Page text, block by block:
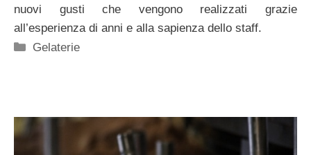
nuovi gusti che vengono realizzati grazie
all’esperienza di anni e alla sapienza dello staff.
Categorie
Gelaterie